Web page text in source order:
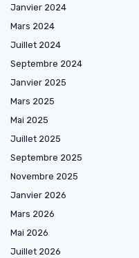
Janvier 2024
Mars 2024
Juillet 2024
Septembre 2024
Janvier 2025
Mars 2025
Mai 2025
Juillet 2025
Septembre 2025
Novembre 2025
Janvier 2026
Mars 2026
Mai 2026
Juillet 2026